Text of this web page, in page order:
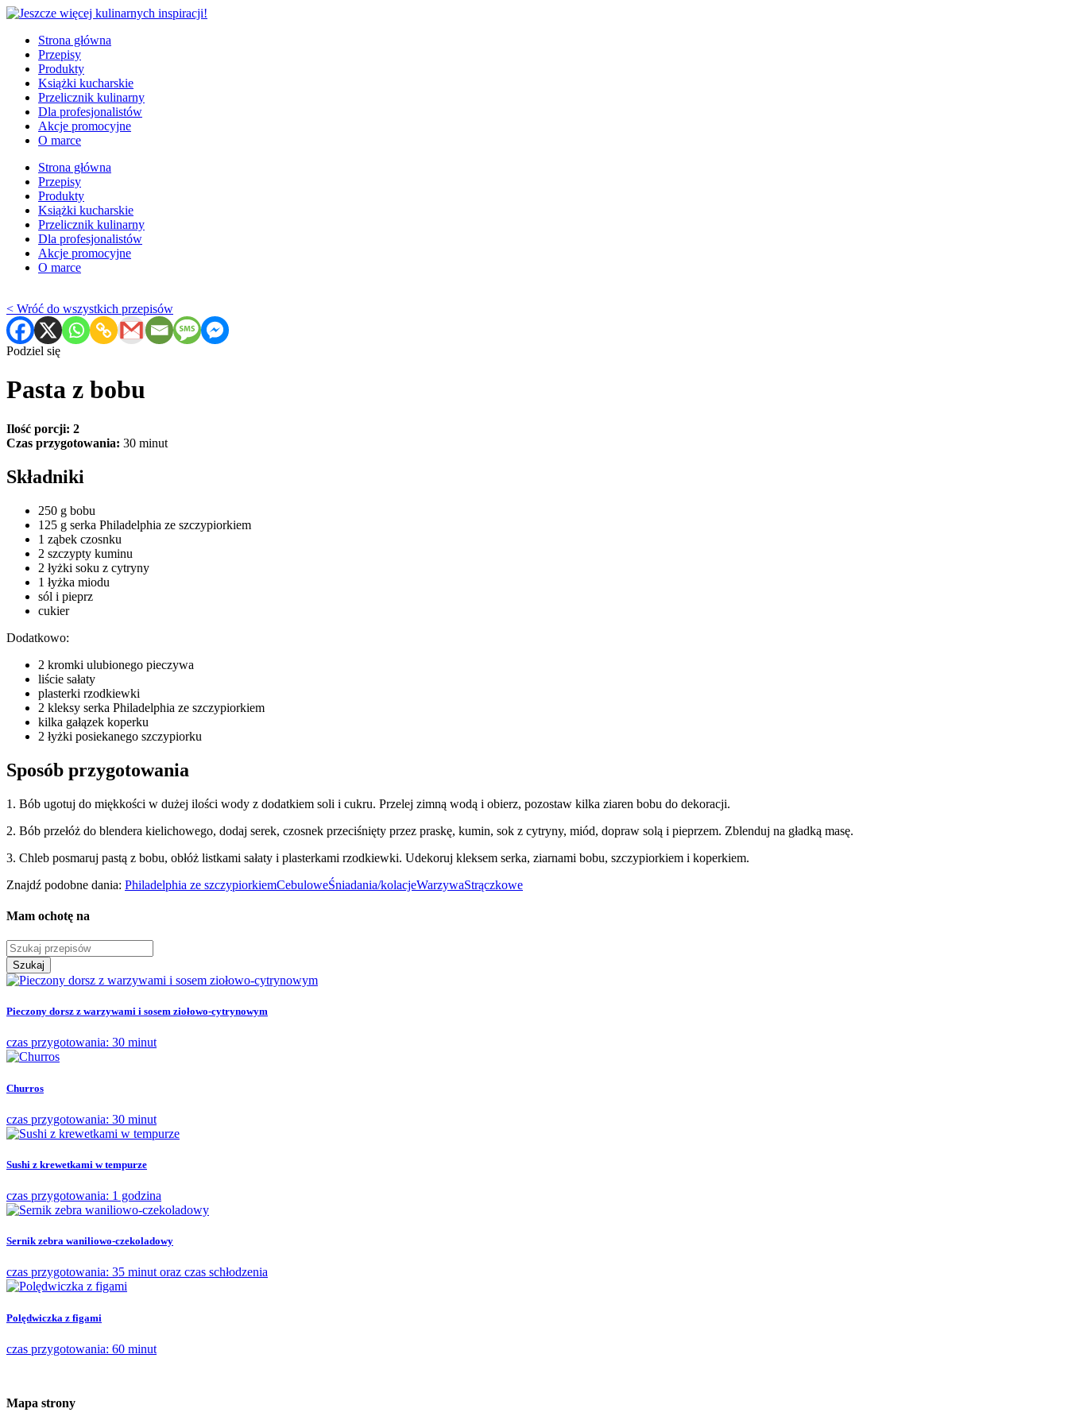
Strona główna
Przepisy
Produkty
Książki kucharskie
Przelicznik kulinarny
Dla profesjonalistów
Akcje promocyjne
O marce
Strona główna
Przepisy
Produkty
Książki kucharskie
Przelicznik kulinarny
Dla profesjonalistów
Akcje promocyjne
O marce
< Wróć do wszystkich przepisów
Podziel się
Pasta z bobu
Ilość porcji: 2
Czas przygotowania: 30 minut
Składniki
250 g bobu
125 g serka Philadelphia ze szczypiorkiem
1 ząbek czosnku
2 szczypty kuminu
2 łyżki soku z cytryny
1 łyżka miodu
sól i pieprz
cukier
Dodatkowo:
2 kromki ulubionego pieczywa
liście sałaty
plasterki rzodkiewki
2 kleksy serka Philadelphia ze szczypiorkiem
kilka gałązek koperku
2 łyżki posiekanego szczypiorku
Sposób przygotowania
1. Bób ugotuj do miękkości w dużej ilości wody z dodatkiem soli i cukru. Przelej zimną wodą i obierz, pozostaw kilka ziaren bobu do dekoracji.
2. Bób przełóż do blendera kielichowego, dodaj serek, czosnek przeciśnięty przez praskę, kumin, sok z cytryny, miód, dopraw solą i pieprzem. Zblenduj na gładką masę.
3. Chleb posmaruj pastą z bobu, obłóż listkami sałaty i plasterkami rzodkiewki. Udekoruj kleksem serka, ziarnami bobu, szczypiorkiem i koperkiem.
Znajdź podobne dania: Philadelphia ze szczypiorkiemCebuloweŚniadania/kolacjeWarzywaStrączkowe
Mam ochotę na
Szukaj
Pieczony dorsz z warzywami i sosem ziołowo-cytrynowym
czas przygotowania: 30 minut
Churros
czas przygotowania: 30 minut
Sushi z krewetkami w tempurze
czas przygotowania: 1 godzina
Sernik zebra waniliowo-czekoladowy
czas przygotowania: 35 minut oraz czas schłodzenia
Polędwiczka z figami
czas przygotowania: 60 minut
Mapa strony